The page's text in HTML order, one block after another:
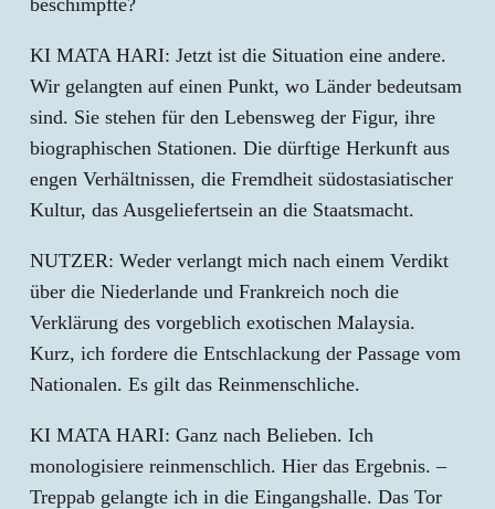
beschimpfte?
KI MATA HARI: Jetzt ist die Situation eine andere.
Wir gelangten auf einen Punkt, wo Länder bedeutsam
sind. Sie stehen für den Lebensweg der Figur, ihre
biographischen Stationen. Die dürftige Herkunft aus
engen Verhältnissen, die Fremdheit südostasiatischer
Kultur, das Ausgeliefertsein an die Staatsmacht.
NUTZER: Weder verlangt mich nach einem Verdikt
über die Niederlande und Frankreich noch die
Verklärung des vorgeblich exotischen Malaysia.
Kurz, ich fordere die Entschlackung der Passage vom
Nationalen. Es gilt das Reinmenschliche.
KI MATA HARI: Ganz nach Belieben. Ich
monologisiere reinmenschlich. Hier das Ergebnis. –
Treppab gelangte ich in die Eingangshalle. Das Tor